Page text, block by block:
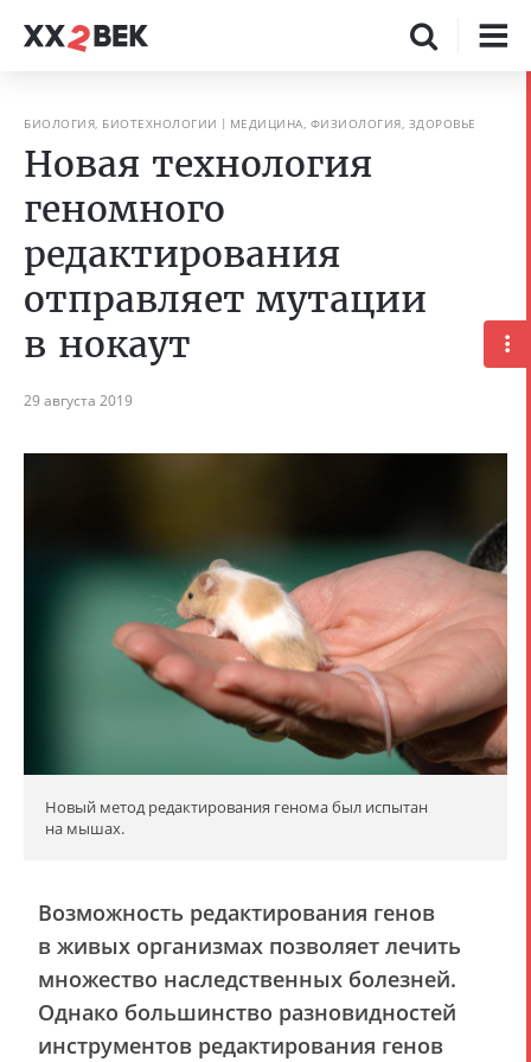
БИОЛОГИЯ, БИОТЕХНОЛОГИИ МЕДИЦИНА, ФИЗИОЛОГИЯ, ЗДОРОВЬЕ
Новая технология
геномного
редактирования
отправляет мутации
в нокаут
29 августа 2019
Новый метод редактирования генома был испытан
на мышах.
Возможность редактирования генов
в живых организмах позволяет лечить
множество наследственных болезней.
Однако большинство разновидностей
инструментов редактирования генов